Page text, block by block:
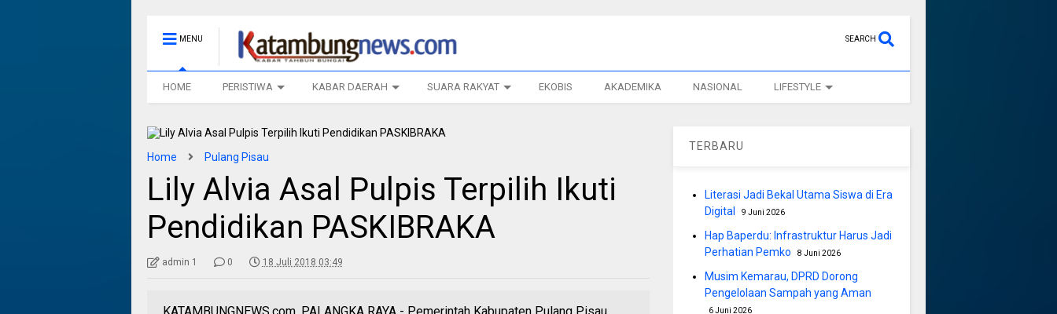
MENU SEARCH
HOME PERISTIWA KABAR DAERAH SUARA RAKYAT EKOBIS AKADEMIKA NASIONAL LIFESTYLE
Home Pulang Pisau
Lily Alvia Asal Pulpis Terpilih Ikuti
Pendidikan PASKIBRAKA
admin 1 0 18 Juli 2018 03:49
TERBARU
Literasi Jadi Bekal Utama Siswa di Era
Digital
9 Juni 2026
Hap Baperdu: Infrastruktur Harus Jadi
Perhatian Pemko
8 Juni 2026
Musim Kemarau, DPRD Dorong
Pengelolaan Sampah yang Aman
6 Juni 2026